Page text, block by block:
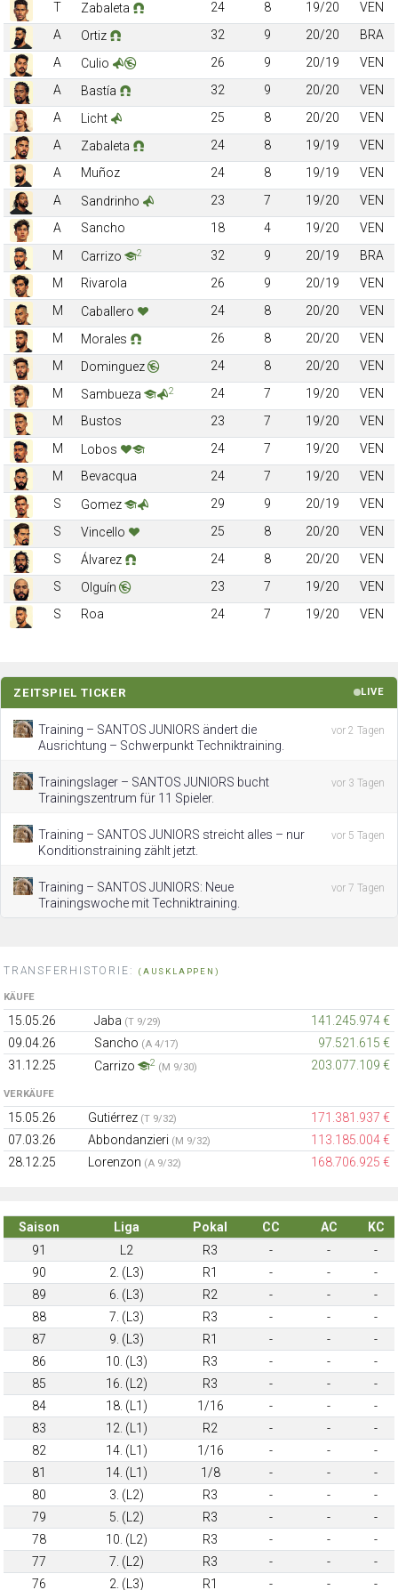
T
Zabaleta 24 8 19/20
VEN
A
Ortiz 32 9 20/20
BRA
A
Culio 26 9 20/19
VEN
A
Bastía 32 9 20/20
VEN
A
Licht 25 8 20/20
VEN
A
Zabaleta 24 8 19/19
VEN
A
Muñoz 24 8 19/19
VEN
A
Sandrinho 23 7 19/20
VEN
A
Sancho 18 4 19/20
VEN
M
Carrizo 2 32 9 20/19
BRA
M
Rivarola 26 9 20/19
VEN
M
Caballero 24 8 20/20
VEN
M
Morales 26 8 20/20
VEN
M
Dominguez 24 8 20/20
VEN
M
Sambueza 2 24 7 19/20
VEN
M
Bustos 23 7 19/20
VEN
M
Lobos 24 7 19/20
VEN
M
Bevacqua 24 7 19/20
VEN
S
Gomez 29 9 20/19
VEN
S
Vincello 25 8 20/20
VEN
S
Álvarez 24 8 20/20
VEN
S
Olguín 23 7 19/20
VEN
S
Roa 24 7 19/20 VEN
ZEITSPIEL TICKER LIVE
Training – SANTOS JUNIORS ändert die
Ausrichtung – Schwerpunkt Techniktraining.
vor 2 Tagen
Trainingslager – SANTOS JUNIORS bucht
Trainingszentrum für 11 Spieler.
vor 3 Tagen
Training – SANTOS JUNIORS streicht alles – nur
Konditionstraining zählt jetzt.
vor 5 Tagen
Training – SANTOS JUNIORS: Neue
Trainingswoche mit Techniktraining.
vor 7 Tagen
TRANSFERHISTORIE: (AUSKLAPPEN)
KÄUFE
15.05.26 Jaba (T 9/29)
141.245.974 €
09.04.26
Sancho (A 4/17)
97.521.615 €
31.12.25
Carrizo 2 (M 9/30) 203.077.109 €
VERKÄUFE
15.05.26 Gutiérrez (T 9/32)
171.381.937 €
07.03.26
Abbondanzieri (M 9/32)
113.185.004 €
28.12.25
Lorenzon (A 9/32) 168.706.925 €
Saison Liga Pokal CC AC
KC
91
L2 R3 - -
-
90
2. (L3) R1 - -
-
89
6. (L3) R2 - -
-
88
7. (L3) R3 - -
-
87
9. (L3) R1 - -
-
86
10. (L3) R3 - -
-
85
16. (L2) R3 - -
-
84
18. (L1) 1/16 - -
-
83
12. (L1) R2 - -
-
82
14. (L1) 1/16 - -
-
81
14. (L1) 1/8 - -
-
80
3. (L2) R3 - -
-
79
5. (L2) R3 - -
-
78
10. (L2) R3 - -
-
77
7. (L2) R3 - -
-
76
2. (L3) R1 - - -